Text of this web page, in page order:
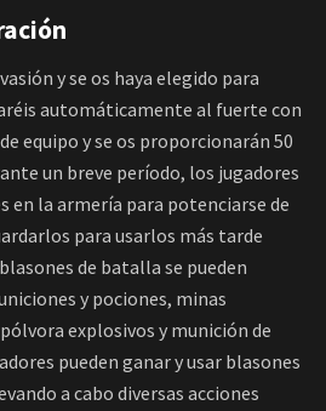
y se os haya elegido para
automáticamente al fuerte con
equipo y se os proporcionarán 50
un breve período, los jugadores
en la armería para potenciarse de
para usarlos más tarde
de batalla se pueden
y pociones, minas
explosivos y munición de
pueden ganar y usar blasones
a cabo diversas acciones